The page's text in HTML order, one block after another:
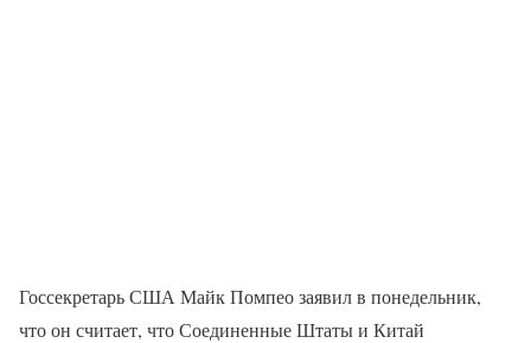
Госсекретарь США Майк Помпео заявил в понедельник,
что он считает, что Соединенные Штаты и Китай